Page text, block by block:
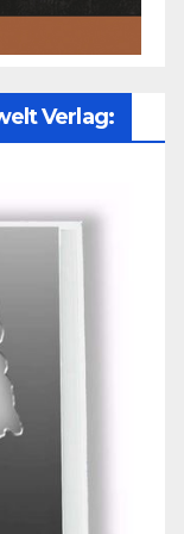
Verlag: